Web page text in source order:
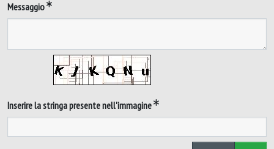
Messaggio
Inserire la stringa presente nell'immagine